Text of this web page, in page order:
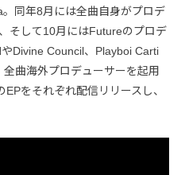
同年8月には全曲自身がプロデ
そして10月にはFutureのプロデ
Divine Council、Playboi Carti
曲海外プロデューサーを起用
をそれぞれ配信リリースし、